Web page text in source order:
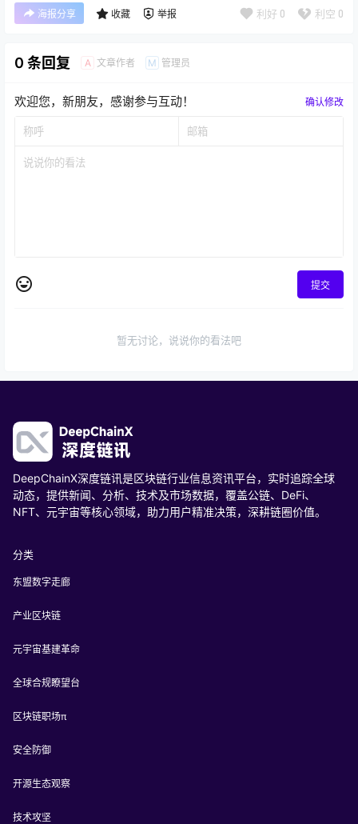
海报分享 收藏 举报 利好 0 利空 0
0 条回复 A 文章作者 M 管理员
欢迎您，新朋友，感谢参与互动！ 确认修改
提交
暂无讨论，说说你的看法吧
DeepChainX深度链讯是区块链行业信息资讯平台，实时追踪全球
动态，提供新闻、分析、技术及市场数据，覆盖公链、DeFi、
NFT、元宇宙等核心领域，助力用户精准决策，深耕链圈价值。
分类
东盟数字走廊
产业区块链
元宇宙基建革命
全球合规瞭望台
区块链职场π
安全防御
开源生态观察
技术攻坚